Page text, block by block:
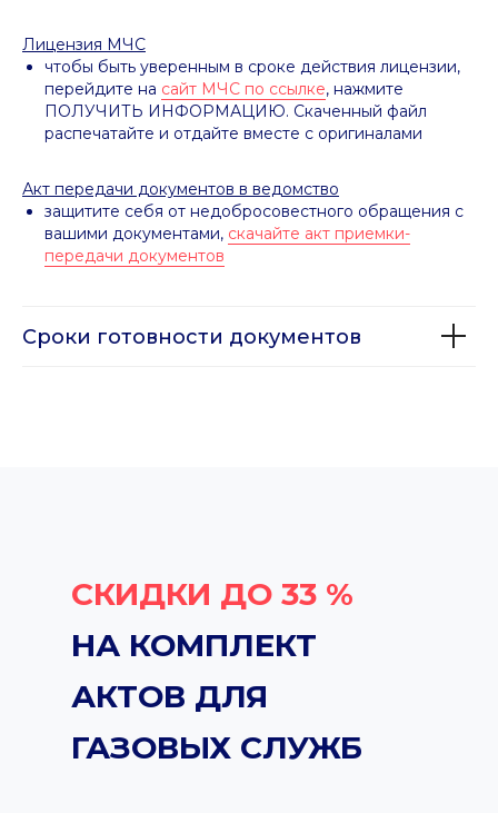
Лицензия МЧС
чтобы быть уверенным в сроке действия лицензии,
перейдите на сайт МЧС по ссылке, нажмите
ПОЛУЧИТЬ ИНФОРМАЦИЮ. Скаченный файл
распечатайте и отдайте вместе с оригиналами
Акт передачи документов в ведомство
защитите себя от недобросовестного обращения с
вашими документами, скачайте акт приемки-
передачи документов
Сроки готовности документов
СКИДКИ ДО 33 %
НА КОМПЛЕКТ
АКТОВ ДЛЯ
ГАЗОВЫХ СЛУЖБ